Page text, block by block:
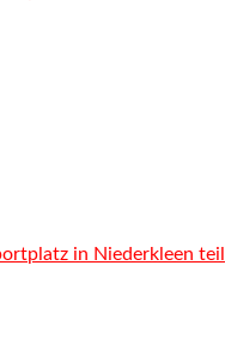
in Niederkleen teil